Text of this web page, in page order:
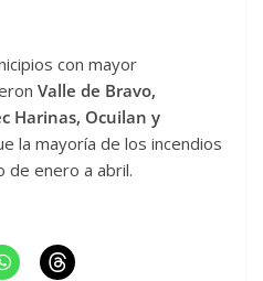
con mayor
Valle de Bravo,
Harinas, Ocuilan y
la mayoría de los incendios
de enero a abril.